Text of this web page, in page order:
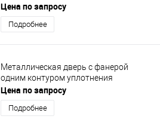
Цена по запросу
Подробнее
Металлическая дверь с фанерой
одним контуром уплотнения
Цена по запросу
Подробнее